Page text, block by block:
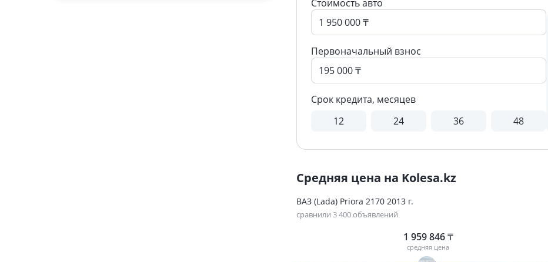
Стоимость авто
Первоначальный взнос
Срок кредита, месяцев
12
24 36 48
Средняя цена на Kolesa.kz
ВАЗ (Lada) Priora 2170 2013 г.
сравнили 3 400 объявлений
1 959 846₸
средняя цена